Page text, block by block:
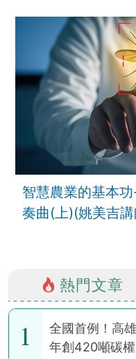
智慧農業的基本
奏曲(上)(姚美吉講
熱門文章
1
全國首例！高
年創420噸碳權